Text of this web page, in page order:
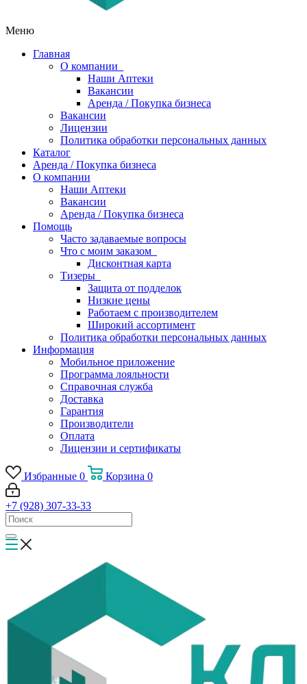
Меню
Главная
О компании
Наши Аптеки
Вакансии
Аренда / Покупка бизнеса
Вакансии
Лицензии
Политика обработки персональных данных
Каталог
Аренда / Покупка бизнеса
О компании
Наши Аптеки
Вакансии
Аренда / Покупка бизнеса
Помощь
Часто задаваемые вопросы
Что с моим заказом
Дисконтная карта
Тизеры
Защита от подделок
Низкие цены
Работаем с производителем
Широкий ассортимент
Политика обработки персональных данных
Информация
Мобильное приложение
Программа лояльности
Справочная служба
Доставка
Гарантия
Производители
Оплата
Лицензии и сертификаты
Избранные 0 Корзина 0
+7 (928) 307-33-33